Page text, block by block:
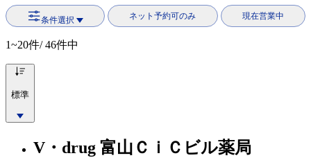
条件選択 ネット予約可のみ 現在営業中
1~20件/ 46件中
標準
V・drug 富山ＣｉＣビル薬局